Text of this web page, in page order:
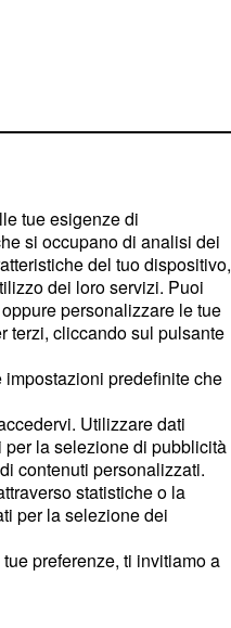
tue esigenze di
si occupano di analisi dei
del tuo dispositivo,
dei loro servizi. Puoi
personalizzare le tue
terzi, cliccando sul pulsante
predefinite che
Utilizzare dati
la selezione di pubblicità
contenuti personalizzati.
statistiche o la
per la selezione dei
preferenze, ti invitiamo a